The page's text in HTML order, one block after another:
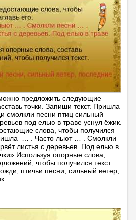
предложить следующие
точки. Запиши текст. Пришла
смолкли песни птиц сильный
под елью в траве уснул ёжик.
слова, чтобы получился
… . Часто льют … . Смолкли
листья с деревьев. Под елью в
Используя опорные слова,
чтобы получился текст.
птичьи песни, сильный ветер,